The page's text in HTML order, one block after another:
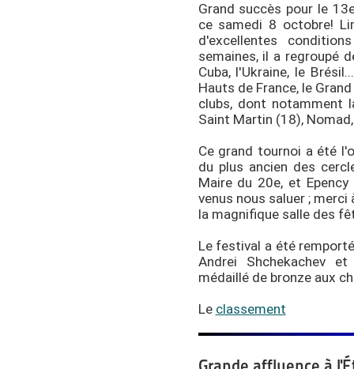
Grand succès pour le
ce samedi 8 octobre!
d'excellentes
semaines, il a regroupé
Cuba, l'Ukraine, le
Hauts de France, le
clubs, dont notamment
Saint Martin (18),
Ce grand tournoi a été
du plus ancien des
Maire du 20e, et
venus nous saluer ;
la magnifique salle des
Le festival a été
Andrei Shchekachev
médaillé de bronze aux
Le classement